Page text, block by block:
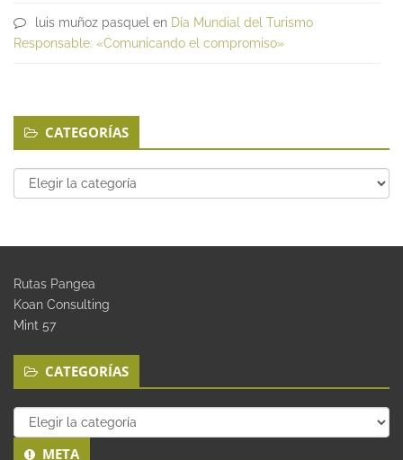
luis muñoz pasquel en Día Mundial del Turismo
Responsable: «Comunicando el compromiso»
CATEGORÍAS
Categorías
Rutas Pangea
Koan Consulting
Mint 57
CATEGORÍAS
Categorías
META